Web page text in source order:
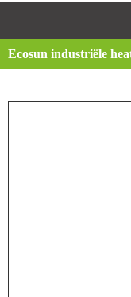
Ecosun industriële